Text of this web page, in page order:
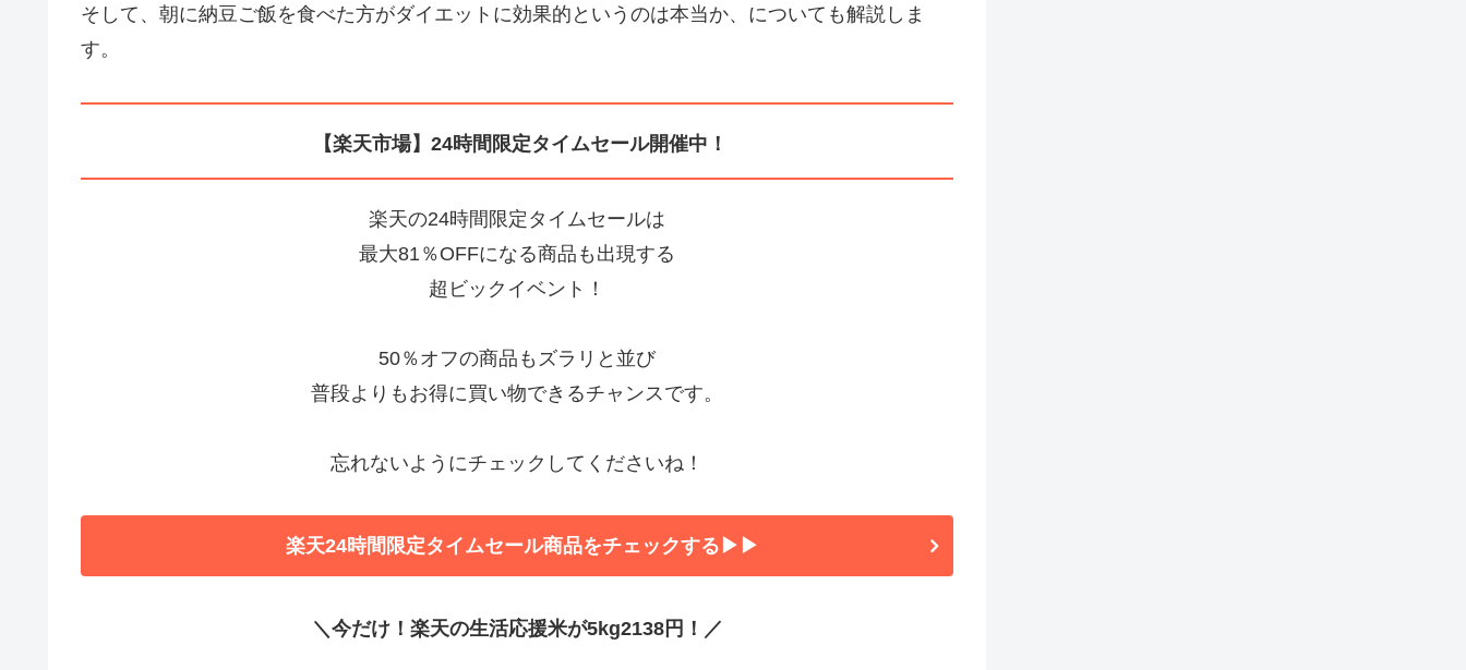
そして、朝に納豆ご飯を食べた方がダイエットに効果的というのは本当か、についても解説しま
す。
【楽天市場】24時間限定タイムセール開催中！
楽天の24時間限定タイムセールは
最大81％OFFになる商品も出現する
超ビックイベント！
50％オフの商品もズラリと並び
普段よりもお得に買い物できるチャンスです。
忘れないようにチェックしてくださいね！
楽天24時間限定タイムセール商品をチェックする▶▶
＼今だけ！楽天の生活応援米が5kg2138円！／